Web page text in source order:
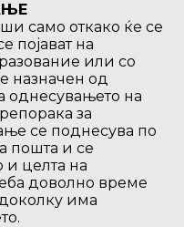
само откако ќе се
појават на
или со
назначен од
однесувањето на
за
се поднесува по
пошта и се
и целта на
доволно време
има